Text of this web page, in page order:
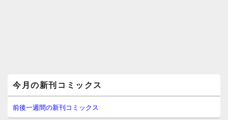
イ
ン
サ
イ
今月の新刊コミックス
前後一週間の新刊コミックス